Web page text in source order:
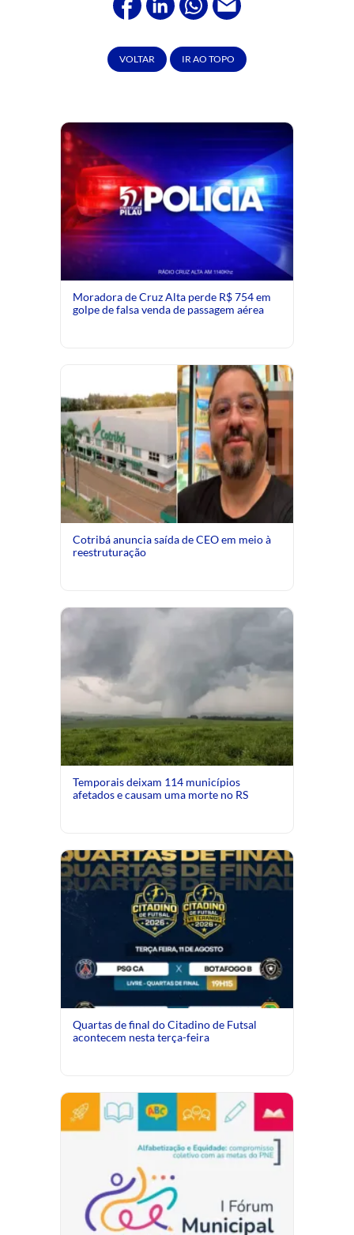
VOLTAR IR AO TOPO
Moradora de Cruz Alta perde R$ 754 em
golpe de falsa venda de passagem aérea
Cotribá anuncia saída de CEO em meio à
reestruturação
Temporais deixam 114 municípios
afetados e causam uma morte no RS
Quartas de final do Citadino de Futsal
acontecem nesta terça-feira